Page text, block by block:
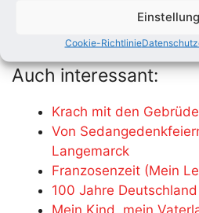
Cookie-Richtlinie
Deutsches
Auch interessant:
Krach mit den
Von
Langemarck
Franzosenzeit (Mein
100 Jahre
Mein Kind, mein